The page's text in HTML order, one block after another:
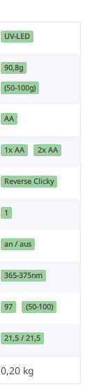
UV-LED
90,8g
(50-100g)
AA
1x AA 2x AA
Reverse Clicky
1
an / aus
365-375nm
97 (50-100)
21,5 / 21,5
0,20 kg